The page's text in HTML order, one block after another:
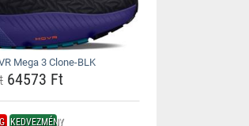
Mega 3 Clone-BLK
64573 Ft
KEDVEZMÉNY